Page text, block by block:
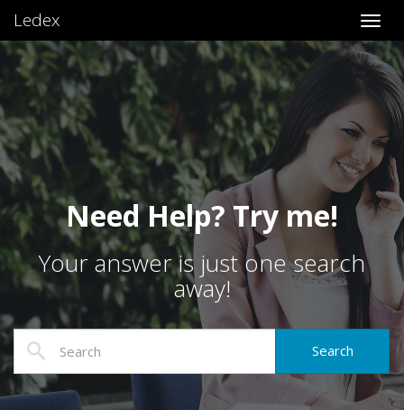
Ledex
Need Help? Try me!
Your answer is just one search
away!